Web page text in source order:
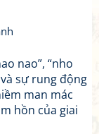
nao”, “nho
sự rung động
man mác
hồn của giai